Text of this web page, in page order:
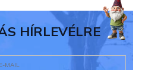
HÍRLEVÉLRE
E-MAIL